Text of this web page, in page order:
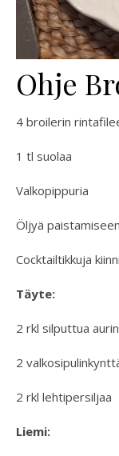
Ohje
4 broilerin
1 tl suolaa
Valkopippuria
Öljyä paistamiseen
Cocktailtikkuja
Täyte:
2 rkl silputtua
2
2 rkl lehtipersiljaa
Liemi: